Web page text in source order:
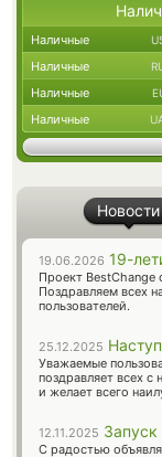
Наличные
Наличные
Наличные
Наличные
Новости
19.06.2026 19-
Проект BestChange
Поздравляем всех
пользователей.
25.12.2025
Уважаемые
поздравляет всех
и желает всего
12.11.2025 Запуск
С радостью